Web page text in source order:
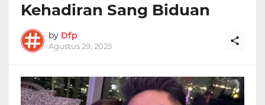
Kehadiran Sang Biduan
by Dfp
Agustus 29, 2025